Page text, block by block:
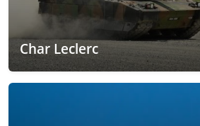
Char Leclerc